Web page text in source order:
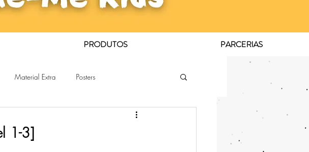
PRODUTOS PARCERIAS
Material Extra Posters
1-3]